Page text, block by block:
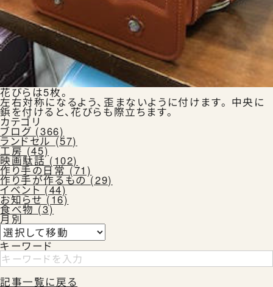
花びらは5枚。
左右対称になるよう、歪まないように付けます。 中央に
鋲を付けると、花びらも際立ちます。
カテゴリ
ブログ (366)
ランドセル (57)
工房 (45)
映画駄話 (102)
作り手の日常 (71)
作り手が作るもの (29)
イベント (44)
お知らせ (16)
食べ物 (3)
月別
キーワード
記事一覧に戻る